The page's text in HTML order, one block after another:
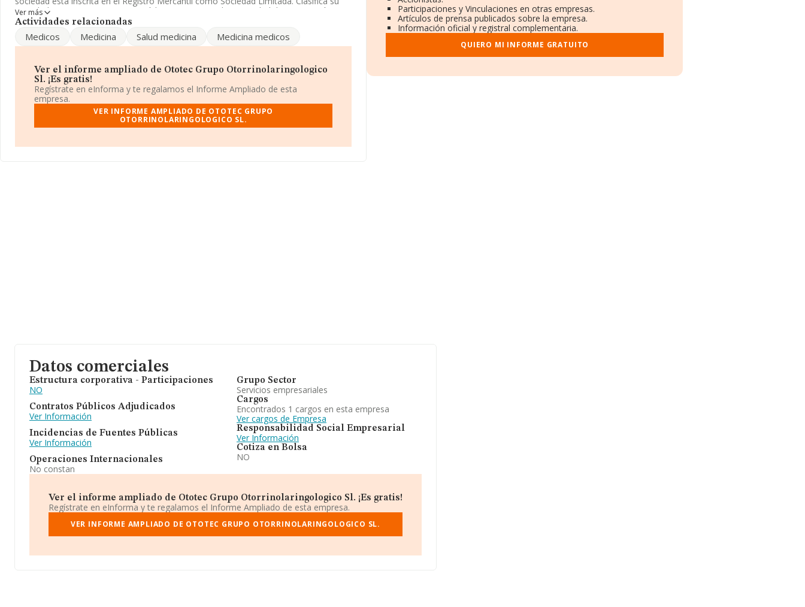
actividad CNAE como '%cnae%', código 7020. No realiza actividad de importación y/o
exportación.
La compañía
Ototec Grupo Otorrinolaringologico S.L, con CIF B84674993, está
situada en Calle Yerma núm. 10 Piso 3 D, (28033), en el municipio de Madrid, Madrid.
En relación con el sector y disponiendo de los datos de hasta 72.271 empresas, la
facturación en el ámbito nacional alcanza los 15.184 millones de euros y se calcula un
promedio de facturación de 210 mil euros entre todas las compañías. Teniendo en
cuenta la información sobre Madrid, en la base de datos de INFORMA aparecen
24646 empresas, con ventas de 8.058 millones de euros. Como información adicional
de interés, la antigüedad desde la constitución es de 13 años. Los empleados de
media son 2.
Ver más
Actividades relacionadas
Medicos Medicina Salud medicina Medicina medicos
Ver el informe ampliado de Ototec Grupo Otorrinolaringologico
Sl. ¡Es gratis!
Regístrate en eInforma y te regalamos el Informe Ampliado de esta
empresa.
VER INFORME AMPLIADO DE OTOTEC GRUPO
OTORRINOLARINGOLOGICO SL.
Participaciones y Vinculaciones en otras empresas.
Artículos de prensa publicados sobre la empresa.
Información oficial y registral complementaria.
QUIERO MI INFORME GRATUITO
Datos comerciales
Estructura corporativa - Participaciones
NO
Contratos Públicos Adjudicados
Ver Información
Incidencias de Fuentes Públicas
Ver Información
Operaciones Internacionales
No constan
Grupo Sector
Servicios empresariales
Cargos
Encontrados 1 cargos en esta empresa
Ver cargos de Empresa
Responsabilidad Social Empresarial
Ver Información
Cotiza en Bolsa
NO
Ver el informe ampliado de Ototec Grupo Otorrinolaringologico Sl. ¡Es gratis!
Regístrate en eInforma y te regalamos el Informe Ampliado de esta empresa.
VER INFORME AMPLIADO DE OTOTEC GRUPO OTORRINOLARINGOLOGICO SL.